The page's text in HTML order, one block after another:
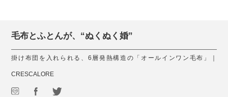
毛布とふとんが、“ぬくぬく婚”
掛け布団を入れられる、6層発熱構造の「オールインワン毛布」｜
CRESCALORE